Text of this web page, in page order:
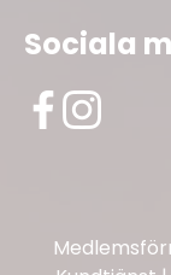
Sociala